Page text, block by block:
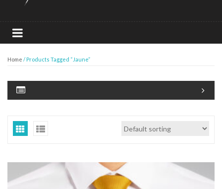
Home / Products Tagged “jaune”